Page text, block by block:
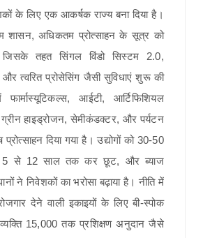
के लिए एक आकर्षक राज्य बना दिया है।
शासन, अधिकतम प्रोत्साहन के सूत्र को
जिसके तहत सिंगल विंडो सिस्टम 2.0,
त्वरित प्रोसेसिंग जैसी सुविधाएं शुरू की
आईटी, आर्टिफिशियल
हाइड्रोजन, सेमीकंडक्टर, और पर्यटन
दिया गया है। उद्योगों को 30-50
5 से 12 साल तक कर छूट, और ब्याज
ने निवेशकों का भरोसा बढ़ाया है। नीति में
देने वाली इकाइयों के लिए बी-स्पोक
व्यक्ति 15,000 तक प्रशिक्षण अनुदान जैसे